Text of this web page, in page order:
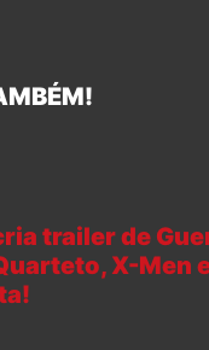
trailer de
X-Men